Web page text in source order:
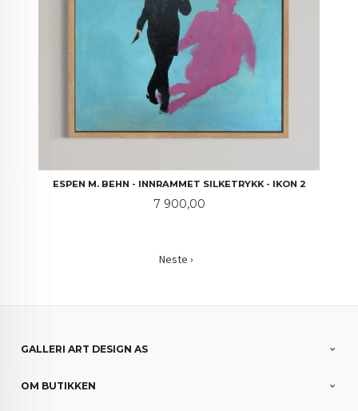
ESPEN M. BEHN - INNRAMMET SILKETRYKK - IKON 2
Pris
7 900,00
Neste ›
GALLERI ART DESIGN AS
OM BUTIKKEN